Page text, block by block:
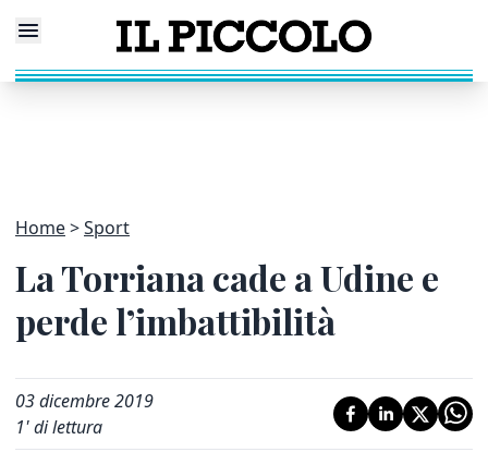
Home Sport
La Torriana cade a Udine e
perde l’imbattibilità
03 dicembre 2019
1' di lettura